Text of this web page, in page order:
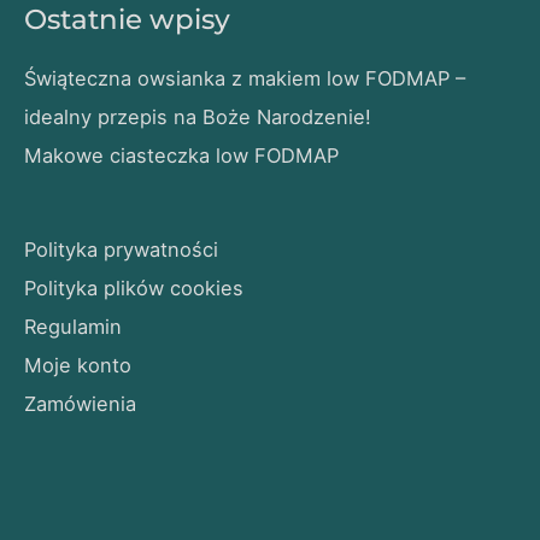
Ostatnie wpisy
Świąteczna owsianka z makiem low FODMAP –
idealny przepis na Boże Narodzenie!
Makowe ciasteczka low FODMAP
Polityka prywatności
Polityka plików cookies
Regulamin
Moje konto
Zamówienia